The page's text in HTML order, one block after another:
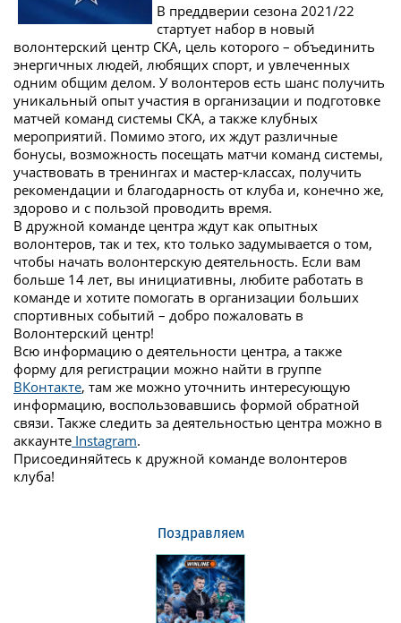
В преддверии сезона 2021/22
стартует набор в новый
волонтерский центр СКА, цель которого – объединить
энергичных людей, любящих спорт, и увлеченных
одним общим делом. У волонтеров есть шанс получить
уникальный опыт участия в организации и подготовке
матчей команд системы СКА, а также клубных
мероприятий. Помимо этого, их ждут различные
бонусы, возможность посещать матчи команд системы,
участвовать в тренингах и мастер-классах, получить
рекомендации и благодарность от клуба и, конечно же,
здорово и с пользой проводить время.
В дружной команде центра ждут как опытных
волонтеров, так и тех, кто только задумывается о том,
чтобы начать волонтерскую деятельность. Если вам
больше 14 лет, вы инициативны, любите работать в
команде и хотите помогать в организации больших
спортивных событий – добро пожаловать в
Волонтерский центр!
Всю информацию о деятельности центра, а также
форму для регистрации можно найти в группе
ВКонтакте, там же можно уточнить интересующую
информацию, воспользовавшись формой обратной
связи. Также следить за деятельностью центра можно в
аккаунте Instagram.
Присоединяйтесь к дружной команде волонтеров
клуба!
Поздравляем